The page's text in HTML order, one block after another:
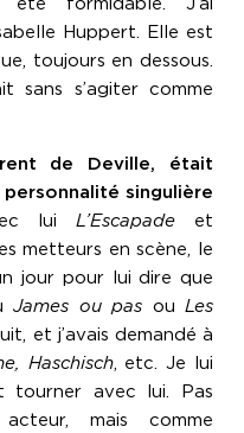
Huppert. Elle est
toujours en dessous.
sans s’agiter comme
de Deville, était
singulière
lui L’Escapade et
metteurs en scène, le
jour pour lui dire que
James ou pas ouLes
et j’avais demandé à
Haschisch, etc. Je lui
tourner avec lui. Pas
mais comme